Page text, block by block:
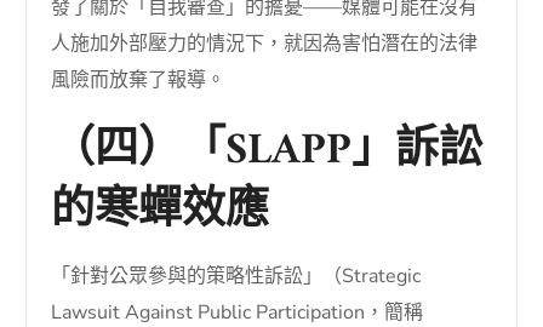
發了關於「自我審查」的擔憂——媒體可能在沒有
人施加外部壓力的情況下，就因為害怕潛在的法律
風險而放棄了報導。
（四）「SLAPP」訴訟
的寒蟬效應
「針對公眾參與的策略性訴訟」（Strategic
Lawsuit Against Public Participation，簡稱